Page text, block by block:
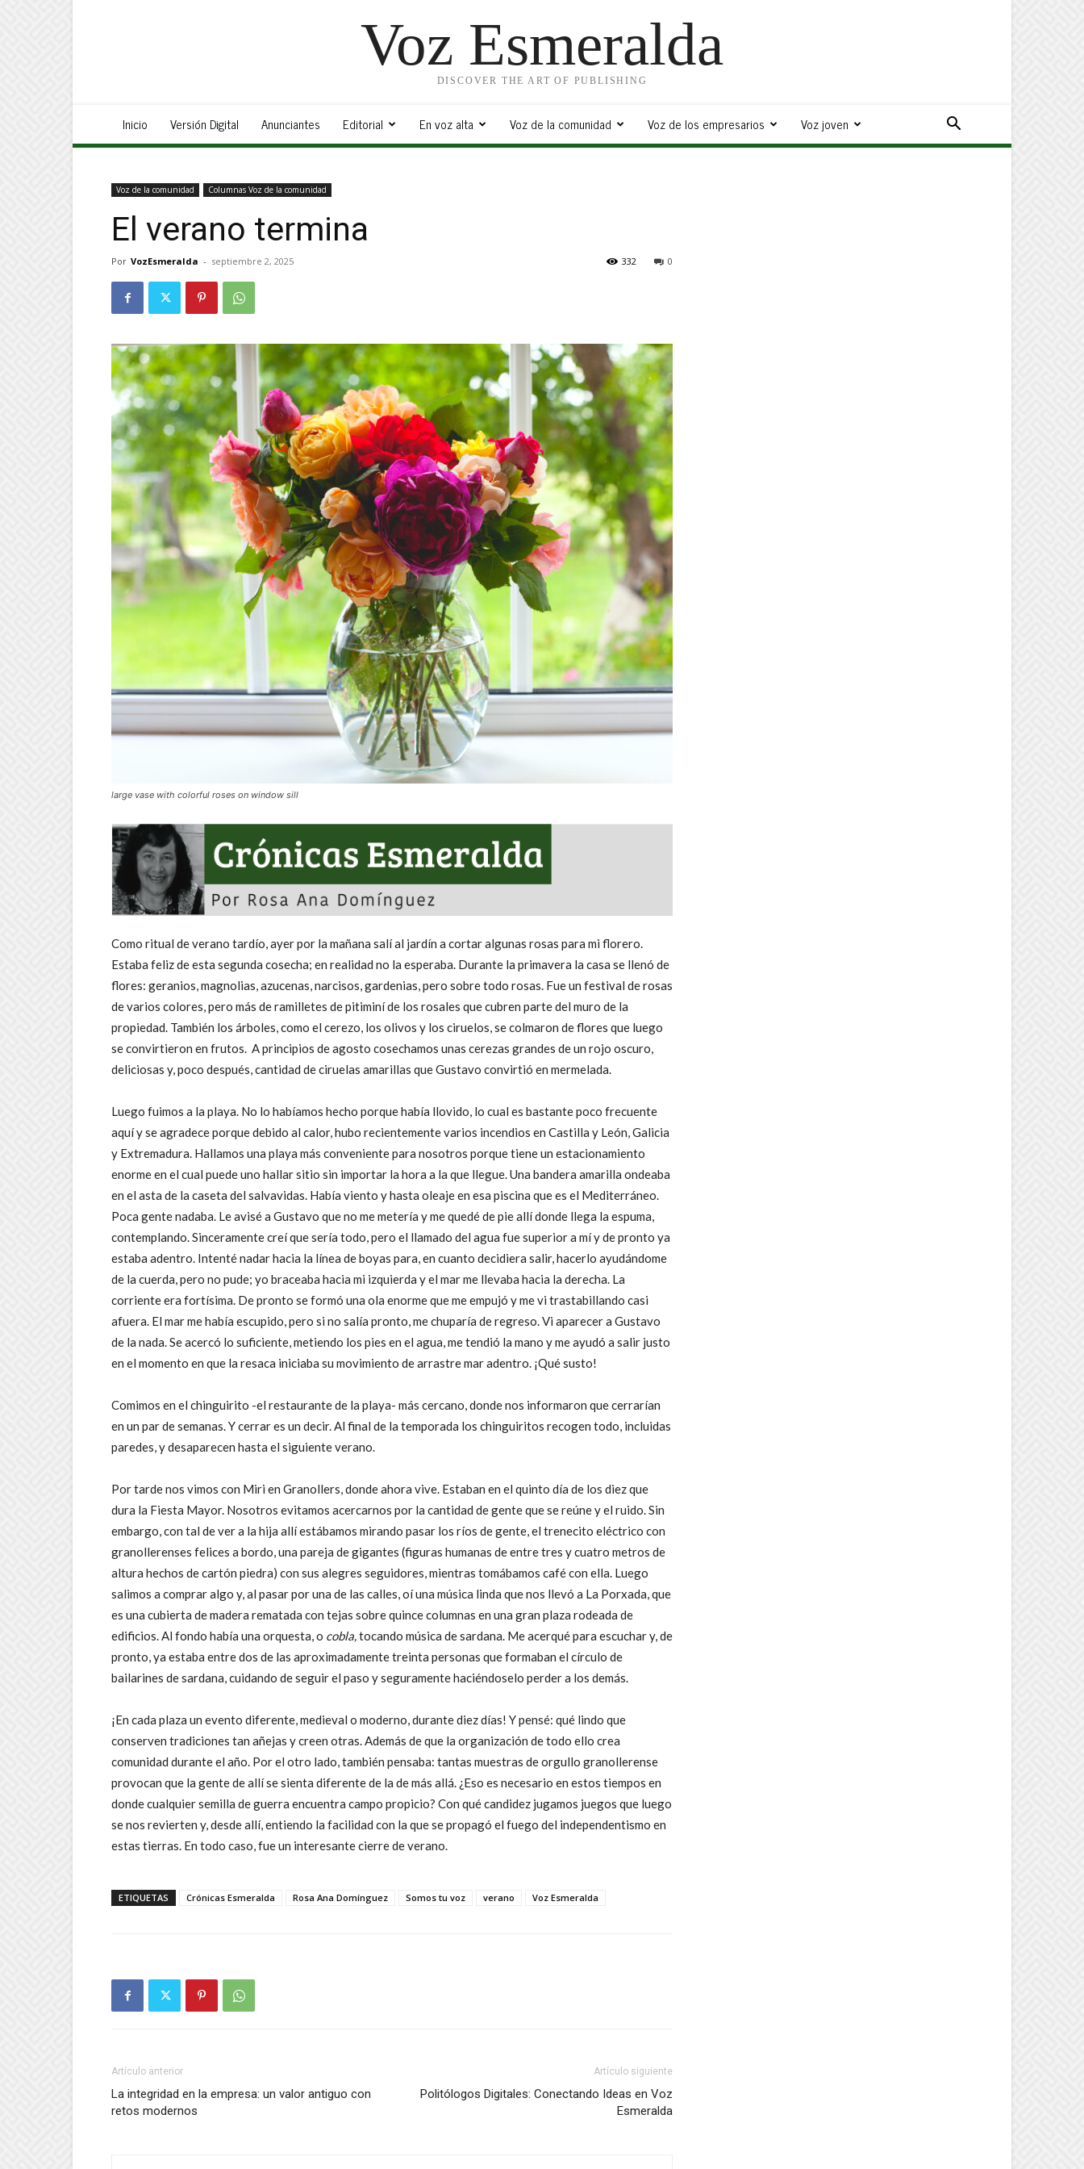
Voz Esmeralda
DISCOVER THE ART OF PUBLISHING
Inicio Versión Digital Anunciantes Editorial En voz alta Voz de la comunidad Voz de los empresarios Voz joven
Voz de la comunidad Columnas Voz de la comunidad
El verano termina
Por VozEsmeralda - septiembre 2, 2025 0
332
large vase with colorful roses on window sill
Como ritual de verano tardío, ayer por la mañana salí al jardín a cortar algunas rosas para mi florero.
Estaba feliz de esta segunda cosecha; en realidad no la esperaba. Durante la primavera la casa se llenó de
flores: geranios, magnolias, azucenas, narcisos, gardenias, pero sobre todo rosas. Fue un festival de rosas
de varios colores, pero más de ramilletes de pitiminí de los rosales que cubren parte del muro de la
propiedad. También los árboles, como el cerezo, los olivos y los ciruelos, se colmaron de flores que luego
se convirtieron en frutos. A principios de agosto cosechamos unas cerezas grandes de un rojo oscuro,
deliciosas y, poco después, cantidad de ciruelas amarillas que Gustavo convirtió en mermelada.
Luego fuimos a la playa. No lo habíamos hecho porque había llovido, lo cual es bastante poco frecuente
aquí y se agradece porque debido al calor, hubo recientemente varios incendios en Castilla y León, Galicia
y Extremadura. Hallamos una playa más conveniente para nosotros porque tiene un estacionamiento
enorme en el cual puede uno hallar sitio sin importar la hora a la que llegue. Una bandera amarilla ondeaba
en el asta de la caseta del salvavidas. Había viento y hasta oleaje en esa piscina que es el Mediterráneo.
Poca gente nadaba. Le avisé a Gustavo que no me metería y me quedé de pie allí donde llega la espuma,
contemplando. Sinceramente creí que sería todo, pero el llamado del agua fue superior a mí y de pronto ya
estaba adentro. Intenté nadar hacia la línea de boyas para, en cuanto decidiera salir, hacerlo ayudándome
de la cuerda, pero no pude; yo braceaba hacia mi izquierda y el mar me llevaba hacia la derecha. La
corriente era fortísima. De pronto se formó una ola enorme que me empujó y me vi trastabillando casi
afuera. El mar me había escupido, pero si no salía pronto, me chuparía de regreso. Vi aparecer a Gustavo
de la nada. Se acercó lo suficiente, metiendo los pies en el agua, me tendió la mano y me ayudó a salir justo
en el momento en que la resaca iniciaba su movimiento de arrastre mar adentro. ¡Qué susto!
Comimos en el chinguirito -el restaurante de la playa- más cercano, donde nos informaron que cerrarían
en un par de semanas. Y cerrar es un decir. Al final de la temporada los chinguiritos recogen todo, incluidas
paredes, y desaparecen hasta el siguiente verano.
Por tarde nos vimos con Miri en Granollers, donde ahora vive. Estaban en el quinto día de los diez que
dura la Fiesta Mayor. Nosotros evitamos acercarnos por la cantidad de gente que se reúne y el ruido. Sin
embargo, con tal de ver a la hija allí estábamos mirando pasar los ríos de gente, el trenecito eléctrico con
granollerenses felices a bordo, una pareja de gigantes (figuras humanas de entre tres y cuatro metros de
altura hechos de cartón piedra) con sus alegres seguidores, mientras tomábamos café con ella. Luego
salimos a comprar algo y, al pasar por una de las calles, oí una música linda que nos llevó a La Porxada, que
es una cubierta de madera rematada con tejas sobre quince columnas en una gran plaza rodeada de
edificios. Al fondo había una orquesta, o cobla,tocando música de sardana. Me acerqué para escuchar y, de
pronto, ya estaba entre dos de las aproximadamente treinta personas que formaban el círculo de
bailarines de sardana, cuidando de seguir el paso y seguramente haciéndoselo perder a los demás.
¡En cada plaza un evento diferente, medieval o moderno, durante diez días! Y pensé: qué lindo que
conserven tradiciones tan añejas y creen otras. Además de que la organización de todo ello crea
comunidad durante el año. Por el otro lado, también pensaba: tantas muestras de orgullo granollerense
provocan que la gente de allí se sienta diferente de la de más allá. ¿Eso es necesario en estos tiempos en
donde cualquier semilla de guerra encuentra campo propicio? Con qué candidez jugamos juegos que luego
se nos revierten y, desde allí, entiendo la facilidad con la que se propagó el fuego del independentismo en
estas tierras. En todo caso, fue un interesante cierre de verano.
ETIQUETAS Crónicas Esmeralda Rosa Ana Domínguez Somos tu voz verano Voz Esmeralda
Artículo anterior
La integridad en la empresa: un valor antiguo con
retos modernos
Artículo siguiente
Politólogos Digitales: Conectando Ideas en Voz
Esmeralda